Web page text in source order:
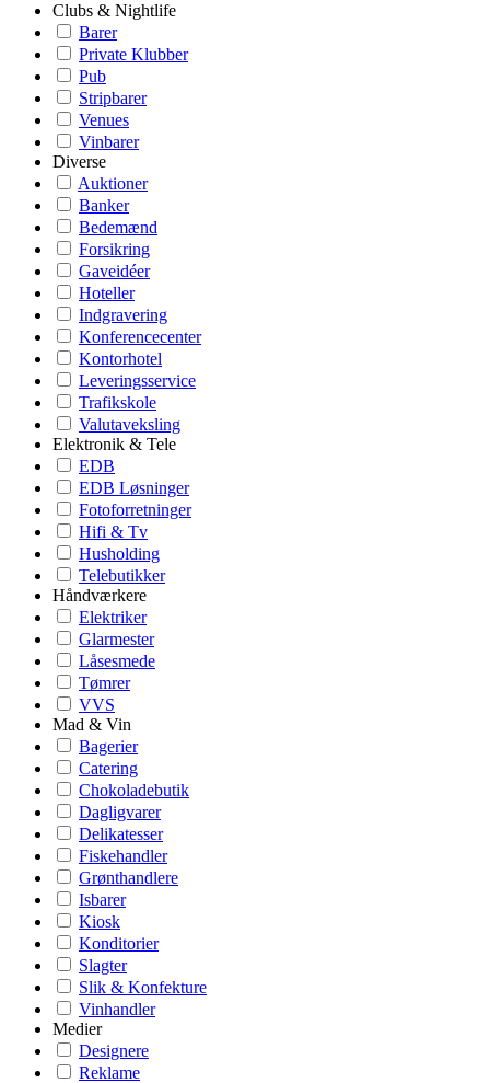
Clubs & Nightlife
Barer
Private Klubber
Pub
Stripbarer
Venues
Vinbarer
Diverse
Auktioner
Banker
Bedemænd
Forsikring
Gaveidéer
Hoteller
Indgravering
Konferencecenter
Kontorhotel
Leveringsservice
Trafikskole
Valutaveksling
Elektronik & Tele
EDB
EDB Løsninger
Fotoforretninger
Hifi & Tv
Husholding
Telebutikker
Håndværkere
Elektriker
Glarmester
Låsesmede
Tømrer
VVS
Mad & Vin
Bagerier
Catering
Chokoladebutik
Dagligvarer
Delikatesser
Fiskehandler
Grønthandlere
Isbarer
Kiosk
Konditorier
Slagter
Slik & Konfekture
Vinhandler
Medier
Designere
Reklame